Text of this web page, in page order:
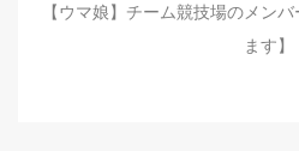
【ウマ娘】チーム競技場のメン
ます】